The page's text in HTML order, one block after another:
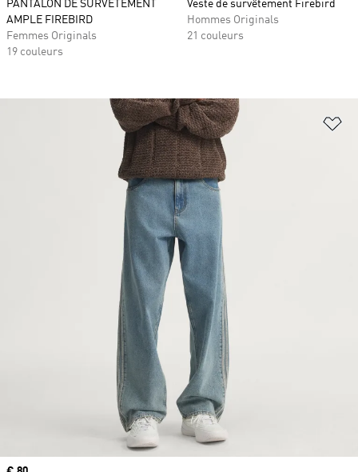
PANTALON DE SURVÊTEMENT
AMPLE FIREBIRD
Femmes Originals
19 couleurs
Veste de survêtement Firebird
Hommes Originals
21 couleurs